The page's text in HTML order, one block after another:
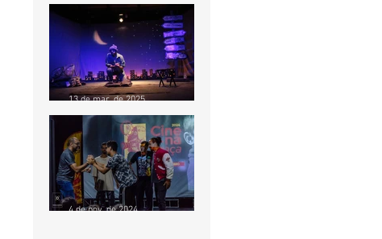
Pré-estreia do
documentário “Cidade em
Dança Viva” acontece no
Pontão de Cultura Cidade
Livre no dia 15 de março
“Sinfonia do Caos” retorna
ao palco para cinco
sessões gratuitas em
Ceilândia
13 de mar. de 2025
4 de nov. de 2024